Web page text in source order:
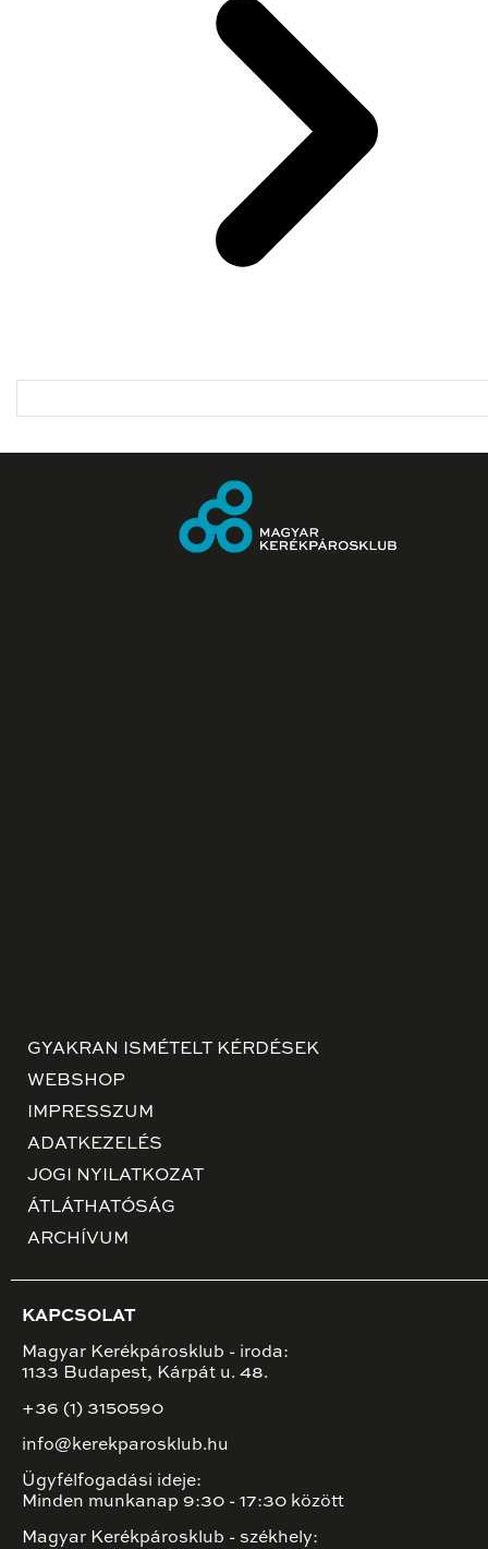
GYAKRAN ISMÉTELT KÉRDÉSEK
WEBSHOP
IMPRESSZUM
ADATKEZELÉS
JOGI NYILATKOZAT
ÁTLÁTHATÓSÁG
ARCHÍVUM
KAPCSOLAT
Magyar Kerékpárosklub - iroda:
1133 Budapest, Kárpát u. 48.
+36 (1) 3150590
info@kerekparosklub.hu
Ügyfélfogadási ideje:
Minden munkanap 9:30 - 17:30 között
Magyar Kerékpárosklub - székhely: